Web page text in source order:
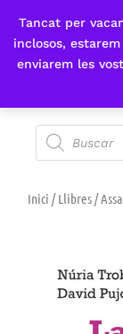
Tancat per
inclosos,
enviarem les
Fes-
Inici /Llibres/